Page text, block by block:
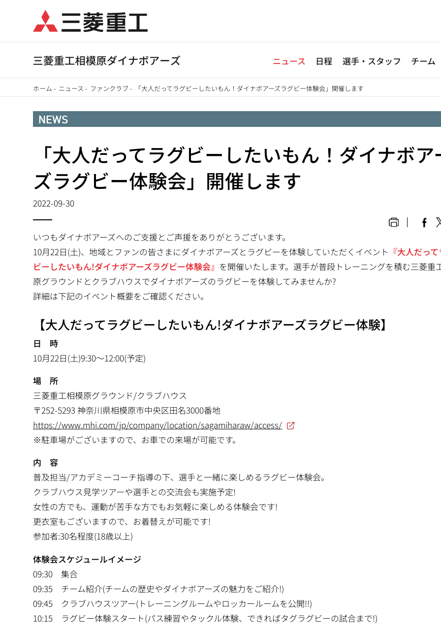
テ
ン
ニュース 日程 選手・スタッフ チーム
ホーム - ニュース - ファンクラブ- 「大人だってラグビーしたいもん！ダイナボアーズラグビー体験会」開催します
NEWS
「大人だってラグビーしたいもん！ダイナボア
ズラグビー体験会」開催します
2022-09-30
いつもダイナボアーズへのご支援とご声援をありがとうございます。
10月22日(土)、地域とファンの皆さまにダイナボアーズとラグビーを体験していただくイベント 『大人だっ
ビーしたいもん!ダイナボアーズラグビー体験会』 を開催いたします。選手が普段トレーニングを積む三菱重
原グラウンドとクラブハウスでダイナボアーズのラグビーを体験してみませんか?
詳細は下記のイベント概要をご確認ください。
【大人だってラグビーしたいもん!ダイナボアーズラグビー体験】
日 時
10月22日(土)9:30～12:00(予定)
場 所
三菱重工相模原グラウンド/クラブハウス
〒252-5293 神奈川県相模原市中央区田名3000番地
https://www.mhi.com/jp/company/location/sagamiharaw/access/
※駐車場がございますので、お車での来場が可能です。
内 容
普及担当/アカデミーコーチ指導の下、選手と一緒に楽しめるラグビー体験会。
クラブハウス見学ツアーや選手との交流会も実施予定!
女性の方でも、運動が苦手な方でもお気軽に楽しめる体験会です!
更衣室もございますので、お着替えが可能です!
参加者:30名程度(18歳以上)
体験会スケジュールイメージ
09:30 集合
09:35 チーム紹介(チームの歴史やダイナボアーズの魅力をご紹介!)
09:45 クラブハウスツアー(トレーニングルームやロッカールームを公開!!)
10:15 ラグビー体験スタート(パス練習やタックル体験、できればタグラグビーの試合まで!)